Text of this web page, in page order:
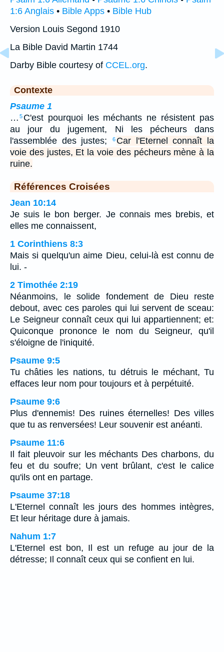
1:6 Anglais • Bible Apps • Bible Hub
Version Louis Segond 1910
La Bible David Martin 1744
Darby Bible courtesy of CCEL.org.
Contexte
Psaume 1
… 5 C'est pourquoi les méchants ne résistent pas
au jour du jugement, Ni les pécheurs dans
l'assemblée des justes;
6 Car l'Eternel connaît la
voie des justes, Et la voie des pécheurs mène à la
ruine.
Références Croisées
Jean 10:14
Je suis le bon berger. Je connais mes brebis, et
elles me connaissent,
1 Corinthiens 8:3
Mais si quelqu'un aime Dieu, celui-là est connu de
lui. -
2 Timothée 2:19
Néanmoins, le solide fondement de Dieu reste
debout, avec ces paroles qui lui servent de sceau:
Le Seigneur connaît ceux qui lui appartiennent; et:
Quiconque prononce le nom du Seigneur, qu'il
s'éloigne de l'iniquité.
Psaume 9:5
Tu châties les nations, tu détruis le méchant, Tu
effaces leur nom pour toujours et à perpétuité.
Psaume 9:6
Plus d'ennemis! Des ruines éternelles! Des villes
que tu as renversées! Leur souvenir est anéanti.
Psaume 11:6
Il fait pleuvoir sur les méchants Des charbons, du
feu et du soufre; Un vent brûlant, c'est le calice
qu'ils ont en partage.
Psaume 37:18
L'Eternel connaît les jours des hommes intègres,
Et leur héritage dure à jamais.
Nahum 1:7
L'Eternel est bon, Il est un refuge au jour de la
détresse; Il connaît ceux qui se confient en lui.